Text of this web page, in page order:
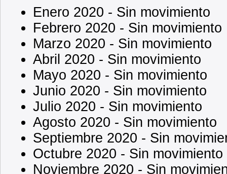
Enero 2020 - Sin movimiento
Febrero 2020 - Sin movimiento
Marzo 2020 - Sin movimiento
Abril 2020 - Sin movimiento
Mayo 2020 - Sin movimiento
Junio 2020 - Sin movimiento
Julio 2020 - Sin movimiento
Agosto 2020 - Sin movimiento
Septiembre 2020 - Sin
Octubre 2020 - Sin movimiento
Noviembre 2020 - Sin